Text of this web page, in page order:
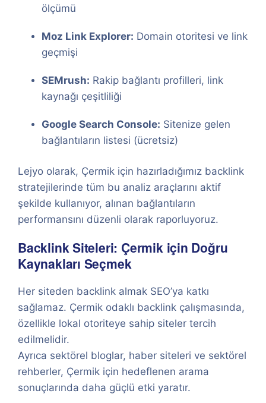
ölçümü
Moz Link Explorer: Domain otoritesi ve link
geçmişi
SEMrush: Rakip bağlantı profilleri, link
kaynağı çeşitliliği
Google Search Console: Sitenize gelen
bağlantıların listesi (ücretsiz)
Lejyo olarak, Çermik için hazırladığımız backlink
stratejilerinde tüm bu analiz araçlarını aktif
şekilde kullanıyor, alınan bağlantıların
performansını düzenli olarak raporluyoruz.
Backlink Siteleri: Çermik için Doğru
Kaynakları Seçmek
Her siteden backlink almak SEO’ya katkı
sağlamaz. Çermik odaklı backlink çalışmasında,
özellikle lokal otoriteye sahip siteler tercih
edilmelidir.
Ayrıca sektörel bloglar, haber siteleri ve sektörel
rehberler, Çermik için hedeflenen arama
sonuçlarında daha güçlü etki yaratır.